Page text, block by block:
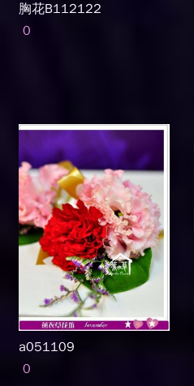
胸花B112122
0
a051109
0